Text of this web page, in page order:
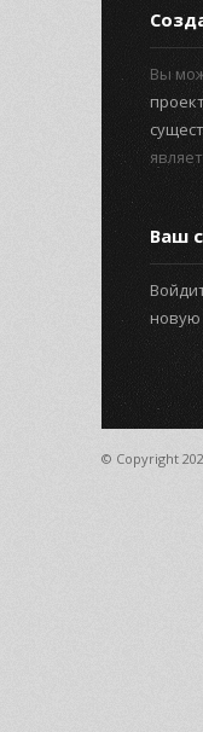
Вы
Ваш
новую
© Copyright